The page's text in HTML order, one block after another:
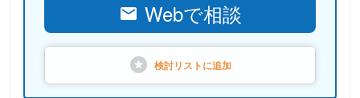
Webで相談
検討リストに追加